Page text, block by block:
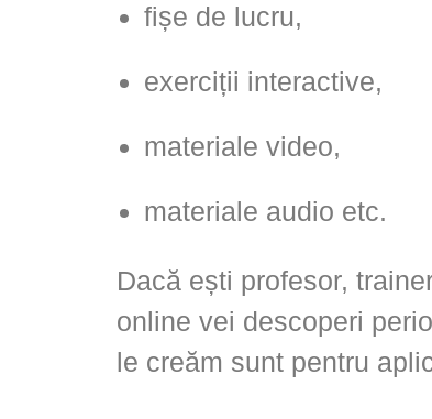
fișe de lucru,
exerciții interactive,
materiale video,
materiale audio etc.
Dacă ești profesor,
online vei descoperi
le creăm sunt pentru